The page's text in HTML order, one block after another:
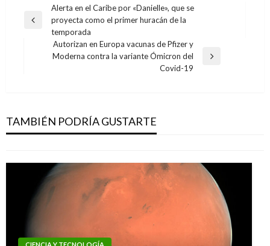
Navegación
de
entradas
Entrada
Alerta en el Caribe por «Danielle», que se
proyecta como el primer huracán de la
temporada
Entrada
Autorizan en Europa vacunas de Pfizer y
Moderna contra la variante Ómicron del
Covid-19
TAMBIÉN PODRÍA GUSTARTE
retina display
Iván Briceño miércoles octubre 2, 2013
CIENCIA Y TECNOLOGÍA